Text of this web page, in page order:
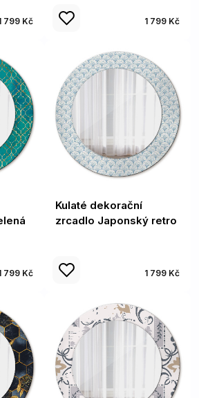
799 Kč 1 799 Kč
799 Kč
Kulaté dekorační
zrcadlo Japonský retro
1 799 Kč